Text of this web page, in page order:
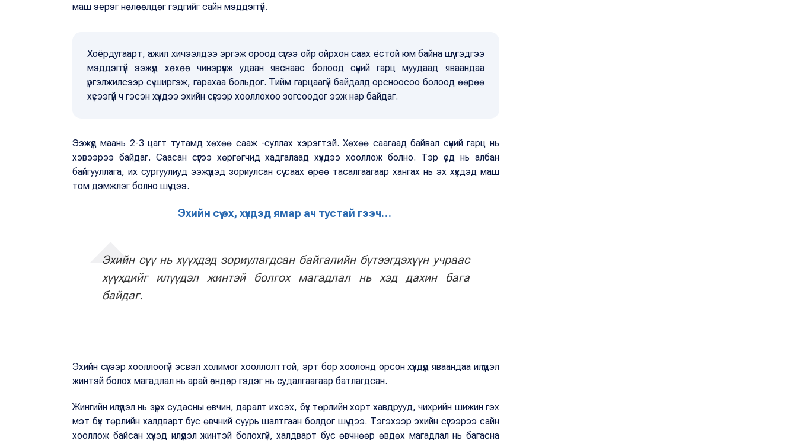
маш эерэг нөлөөлдөг гэдгийг сайн мэддэггүй.
Хоёрдугаарт, ажил хичээлдээ эргэж ороод сүүгээ ойр ойрхон саах ёстой юм байна шүү гэдгээ
мэддэггүй ээжүүд хөхөө чинэрүүлж удаан явснаас болоод сүүний гарц муудаад яваандаа
үргэлжилсээр сүү ширгэж, гарахаа больдог. Тийм гарцаагүй байдалд орсноосоо болоод өөрөө
хүсээгүй ч гэсэн хүүхдээ эхийн сүүгээр хооллохоо зогсоодог ээж нар байдаг.
Ээжүүд маань 2-3 цагт тутамд хөхөө сааж -суллах хэрэгтэй. Хөхөө саагаад байвал сүүний гарц нь
хэвээрээ байдаг. Саасан сүүгээ хөргөгчид хадгалаад хүүхдээ хооллож болно. Тэр үед нь албан
байгууллага, их сургуулиуд ээжүүдэд зориулсан сүү саах өрөө тасалгаагаар хангах нь эх хүүхдэд маш
том дэмжлэг болно шүү дээ.
Эхийн сүү эх, хүүхдэд ямар ач тустай гээч…
Эхийн сүү нь хүүхдэд зориулагдсан байгалийн бүтээгдэхүүн учраас
хүүхдийг илүүдэл жинтэй болгох магадлал нь хэд дахин бага
байдаг.
Эхийн сүүгээр хооллоогүй эсвэл холимог хооллолттой, эрт бор хоолонд орсон хүүхдүүд яваандаа илүүдэл
жинтэй болох магадлал нь арай өндөр гэдэг нь судалгаагаар батлагдсан.
Жингийн илүүдэл нь зүрх судасны өвчин, даралт ихсэх, бүх төрлийн хорт хавдрууд, чихрийн шижин гэх
мэт бүх төрлийн халдварт бус өвчний суурь шалтгаан болдог шүү дээ. Тэгэхээр эхийн сүүгээрээ сайн
хооллож байсан хүүхэд илүүдэл жинтэй болохгүй, халдварт бус өвчнөөр өвдөх магадлал нь багасна